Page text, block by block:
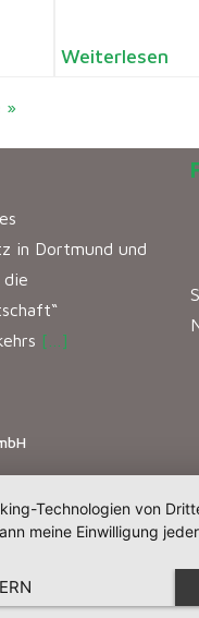
Weiterlesen
»
in Dortmund und
die
[…]
Technologien von
meine Einwilligung